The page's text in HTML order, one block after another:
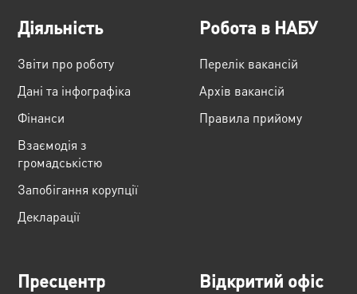
Діяльність
Звіти про роботу
Дані та інфографіка
Фінанси
Взаємодія з
громадськістю
Запобігання корупції
Декларації
Робота в НАБУ
Перелік вакансій
Архів вакансій
Правила прийому
Пресцентр Відкритий офіс